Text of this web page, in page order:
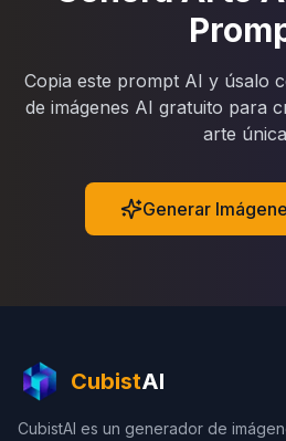
Copia este prompt AI y úsalo
de imágenes AI gratuito para
arte
Generar
CubistAI
CubistAI es un generador de